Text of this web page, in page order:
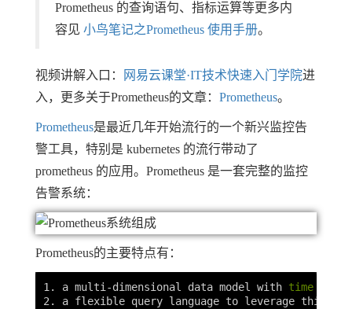
Prometheus 的查询语句、指标运算等更多内
容见 小鸟笔记之Prometheus 使用手册。
视频讲解入口： 网易云课堂·IT技术快速入门学院进
入，更多关于Prometheus的文章： Prometheus。
Prometheus是最近几年开始流行的一个新兴监控告
警工具，特别是 kubernetes 的流行带动了
prometheus 的应用。Prometheus 是一套完整的监控
告警系统：
Prometheus的主要特点有：
1. a multi-dimensional data model with time
2. a flexible query language to leverage this